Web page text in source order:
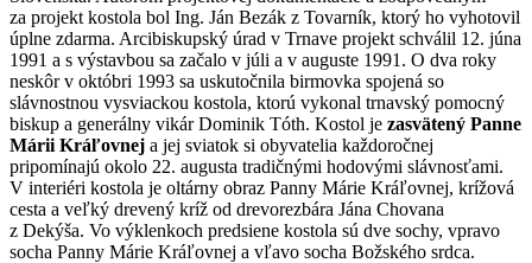
za projekt kostola bol Ing. Ján Bezák z Tovarník, ktorý ho vyhotovil
úplne zdarma. Arcibiskupský úrad v Trnave projekt schválil 12. júna
1991 a s výstavbou sa začalo v júli a v auguste 1991. O dva roky
neskôr v októbri 1993 sa uskutočnila birmovka spojená so
slávnostnou vysviackou kostola, ktorú vykonal trnavský pomocný
biskup a generálny vikár Dominik Tóth. Kostol je zasvätený Panne
Márii Kráľovnej a jej sviatok si obyvatelia každoročnej
pripomínajú okolo 22. augusta tradičnými hodovými slávnosťami.
V interiéri kostola je oltárny obraz Panny Márie Kráľovnej, krížová
cesta a veľký drevený kríž od drevorezbára Jána Chovana
z Dekýša. Vo výklenkoch predsiene kostola sú dve sochy, vpravo
socha Panny Márie Kráľovnej a vľavo socha Božského srdca.